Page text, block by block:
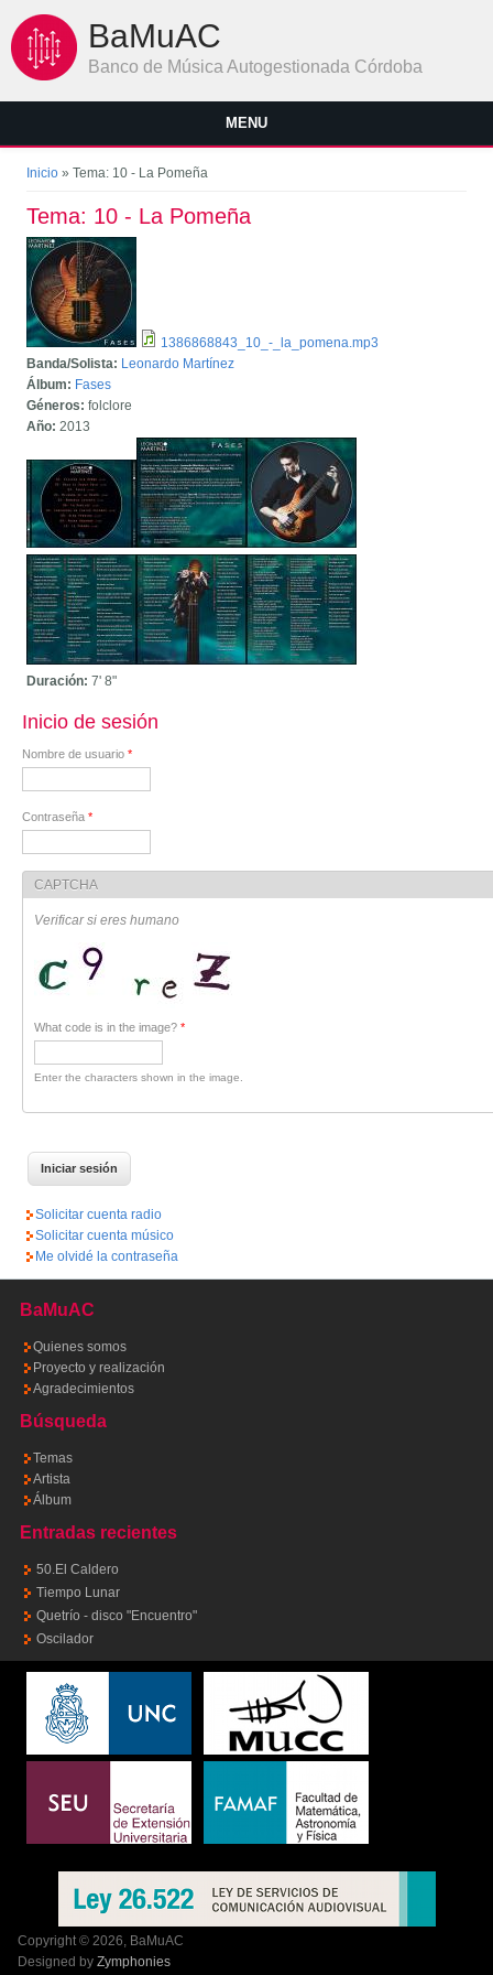
BaMuAC
Banco de Música Autogestionada Córdoba
MENU
Se encuentra usted aquí
Inicio » Tema: 10 - La Pomeña
Tema: 10 - La Pomeña
1386868843_10_-_la_pomena.mp3
Banda/Solista: Leonardo Martínez
Álbum: Fases
Géneros:folclore
Año:2013
Duración:7' 8"
Inicio de sesión
Nombre de usuario *
Contraseña *
CAPTCHA
Verificar si eres humano
What code is in the image? *
Enter the characters shown in the image.
Solicitar cuenta radio
Solicitar cuenta músico
Me olvidé la contraseña
BaMuAC
Quienes somos
Proyecto y realización
Agradecimientos
Búsqueda
Temas
Artista
Álbum
Entradas recientes
50.El Caldero
Tiempo Lunar
Quetrío - disco "Encuentro"
Oscilador
Copyright © 2026, BaMuAC
Designed by Zymphonies